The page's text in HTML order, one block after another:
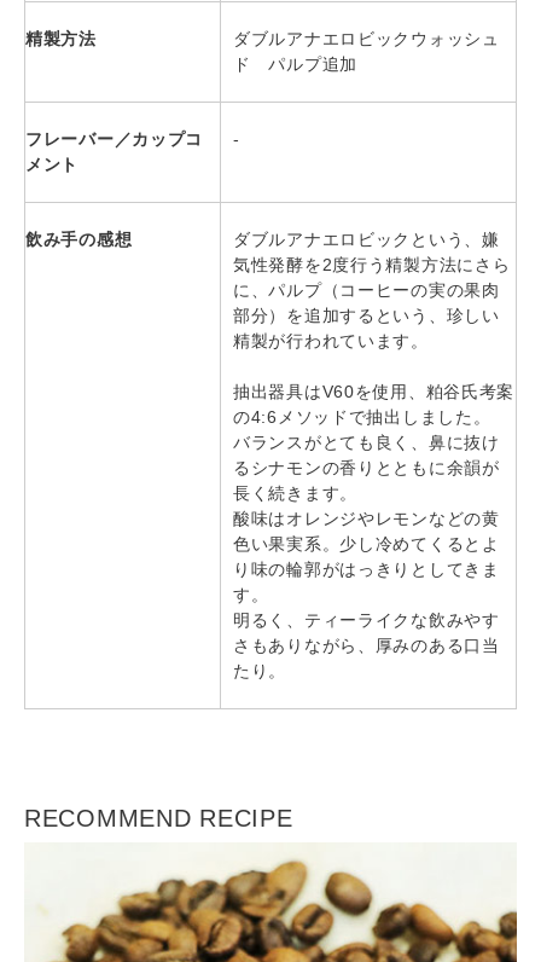
精製方法
ダブルアナエロビックウォッシュ
ド パルプ追加
フレーバー／カップコ
メント
-
飲み手の感想
ダブルアナエロビックという、嫌
気性発酵を2度行う精製方法にさら
に、パルプ（コーヒーの実の果肉
部分）を追加するという、珍しい
精製が行われています。
抽出器具はV60を使用、粕谷氏考案
の4:6メソッドで抽出しました。
バランスがとても良く、鼻に抜け
るシナモンの香りとともに余韻が
長く続きます。
酸味はオレンジやレモンなどの黄
色い果実系。少し冷めてくるとよ
り味の輪郭がはっきりとしてきま
す。
明るく、ティーライクな飲みやす
さもありながら、厚みのある口当
たり。
RECOMMEND RECIPE